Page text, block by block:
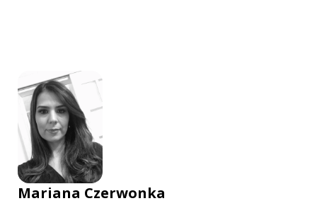
Mariana Czerwonka